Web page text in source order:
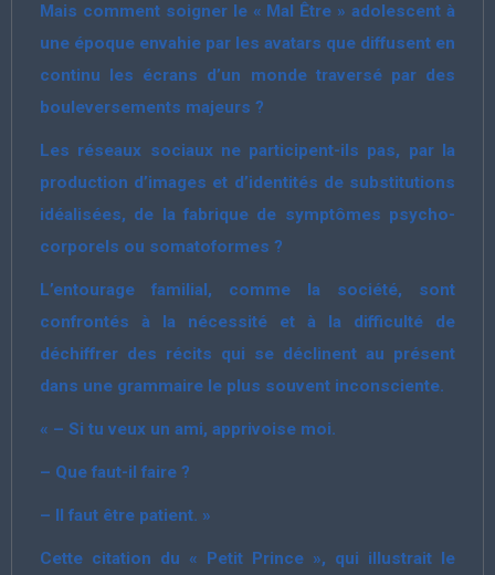
Mais comment soigner le « Mal Être » adolescent à
une époque envahie par les avatars que diffusent en
continu les écrans d’un monde traversé par des
bouleversements majeurs ?
Les réseaux sociaux ne participent-ils pas, par la
production d’images et d’identités de substitutions
idéalisées, de la fabrique de symptômes psycho-
corporels ou somatoformes ?
L’entourage familial, comme la société, sont
confrontés à la nécessité et à la difficulté de
déchiffrer des récits qui se déclinent au présent
dans une grammaire le plus souvent inconsciente.
« – Si tu veux un ami, apprivoise moi.
– Que faut-il faire ?
– Il faut être patient. »
Cette citation du « Petit Prince », qui illustrait le